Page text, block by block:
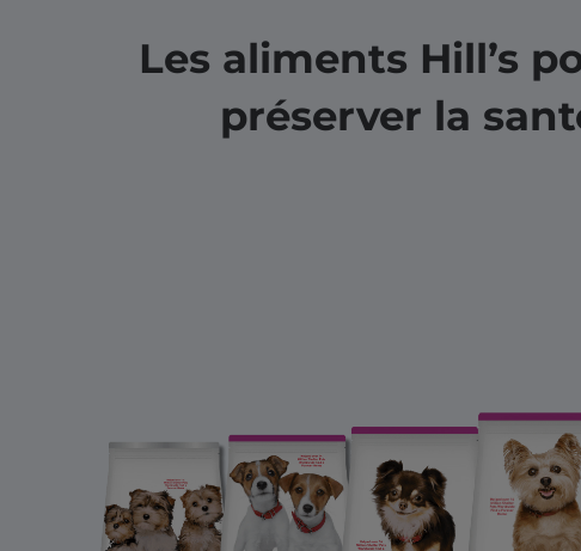
Les aliments Hill’s
préserver la